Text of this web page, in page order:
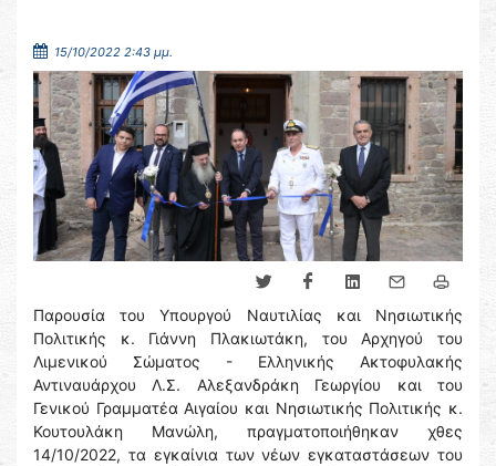
15/10/2022 2:43 μμ.
Παρουσία του Υπουργού Ναυτιλίας και Νησιωτικής
Πολιτικής κ. Γιάννη Πλακιωτάκη, του Αρχηγού του
Λιμενικού Σώματος - Ελληνικής Ακτοφυλακής
Αντιναυάρχου Λ.Σ. Αλεξανδράκη Γεωργίου και του
Γενικού Γραμματέα Αιγαίου και Νησιωτικής Πολιτικής κ.
Κουτουλάκη Μανώλη, πραγματοποιήθηκαν χθες
14/10/2022, τα εγκαίνια των νέων εγκαταστάσεων του